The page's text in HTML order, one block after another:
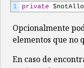
1 private $
Opcionalmente
elementos que no
En caso de